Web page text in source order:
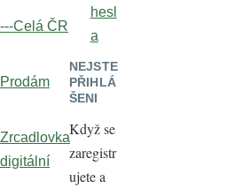
---Celá ČR
Prodám
Zrcadlovka
digitální
hesl
a
NEJSTE
PŘIHLÁ
ŠENI
Když se
zaregistr
ujete a